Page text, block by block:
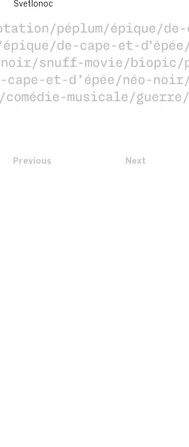
Svetlonoc
Previous Next